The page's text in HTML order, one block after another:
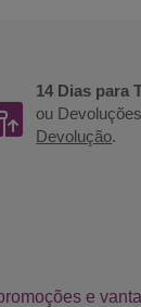
14 Dias para
ou
Devolução.